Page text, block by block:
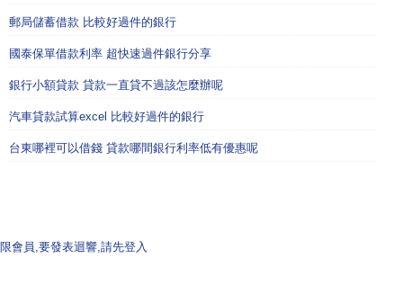
郵局儲蓄借款 比較好過件的銀行
國泰保單借款利率 超快速過件銀行分享
銀行小額貸款 貸款一直貸不過該怎麼辦呢
汽車貸款試算excel 比較好過件的銀行
台東哪裡可以借錢 貸款哪間銀行利率低有優惠呢
限會員,要發表迴響,請先登入